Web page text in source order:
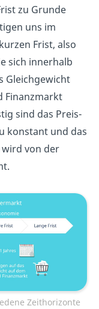
zu Grunde
uns im
Frist, also
sich innerhalb
Gleichgewicht
Finanzmarkt
sind das Preis-
konstant und das
wird von der
Zeithorizonte